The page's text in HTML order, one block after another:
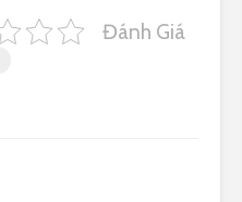
Đánh Giá